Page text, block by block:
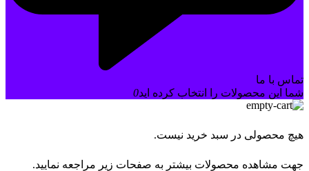
تماس با ما
شما این محصولات را انتخاب کرده اید0
هیچ محصولی در سبد خرید نیست.
جهت مشاهده محصولات بیشتر به صفحات زیر مراجعه نمایید.